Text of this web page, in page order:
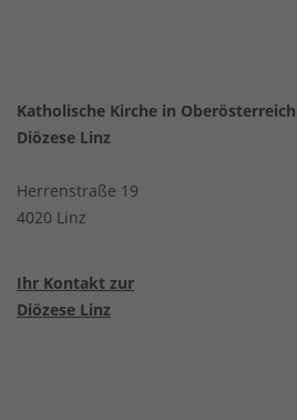
Katholische Kirche in Oberösterreich
Diözese Linz
Herrenstraße 19
4020 Linz
Ihr Kontakt zur
Diözese Linz